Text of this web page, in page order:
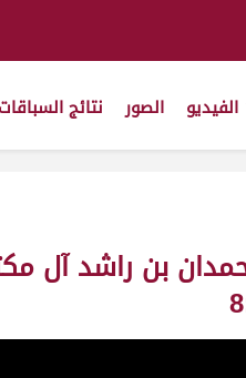
الصور نتائج السباقات
بن راشد آل